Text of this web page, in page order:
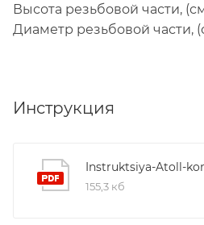
Высота резьбовой части,
Диаметр резьбовой части,
Инструкция
Instruktsiya-Atoll-
155,3 кб